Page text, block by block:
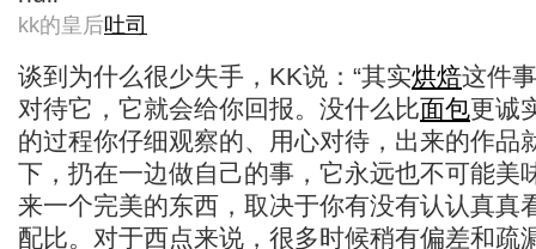
kk的皇后吐司
谈到为什么很少失手，KK说：“其实烘焙这件
对待它，它就会给你回报。没什么比面包更诚
的过程你仔细观察的、用心对待，出来的作品
下，扔在一边做自己的事，它永远也不可能美
来一个完美的东西，取决于你有没有认认真真
配比。对于西点来说，很多时候稍有偏差和疏